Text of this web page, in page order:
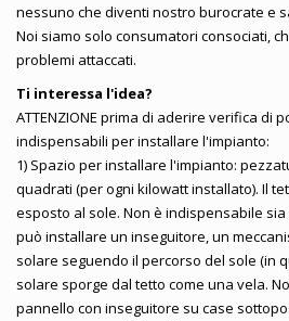
nessuno che diventi nostro burocrate e
Noi siamo solo consumatori consociati,
problemi attaccati.
Ti interessa l'idea?
ATTENZIONE prima di aderire verifica di
indispensabili per installare l'impianto:
1) Spazio per installare l'impianto:
quadrati (per ogni kilowatt installato). Il
esposto al sole. Non è indispensabile
può installare un inseguitore, un
solare seguendo il percorso del sole (in
solare sporge dal tetto come una vela.
pannello con inseguitore su case